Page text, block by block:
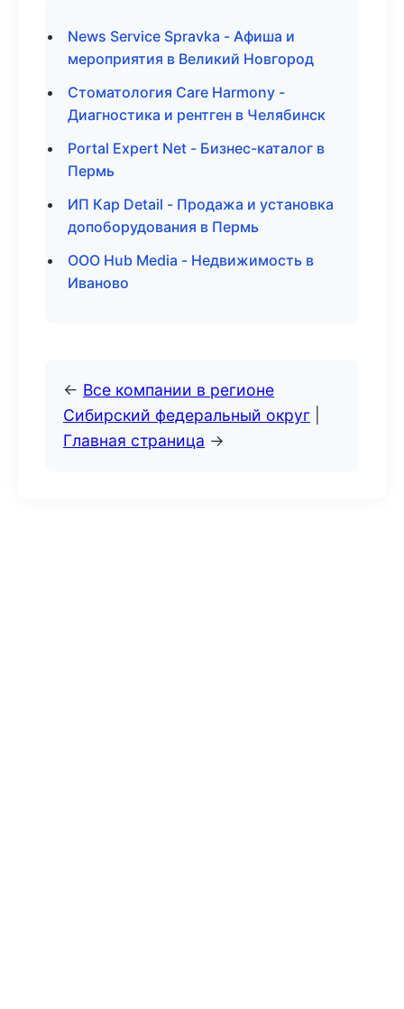
News Service Spravka - Афиша и
мероприятия в Великий Новгород
Стоматология Care Harmony -
Диагностика и рентген в Челябинск
Portal Expert Net - Бизнес-каталог в
Пермь
ИП Кар Detail - Продажа и установка
допоборудования в Пермь
ООО Hub Media - Недвижимость в
Иваново
← Все компании в регионе
Сибирский федеральный округ
Главная страница →